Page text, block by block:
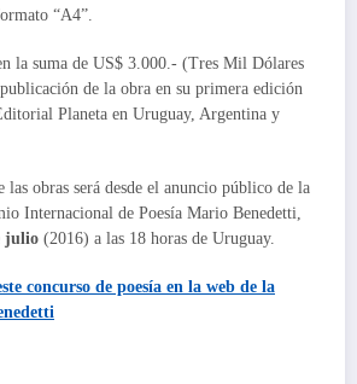
“A4”.
la suma de US$ 3.000.- (Tres Mil Dólares
de la obra en su primera edición
Planeta en Uruguay, Argentina y
las obras será desde el anuncio público de la
Internacional de Poesía Mario Benedetti,
julio (2016) a las 18 horas de Uruguay.
concurso de poesía en la web de la